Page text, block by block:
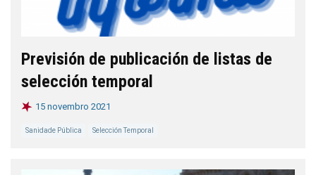
Previsión de publicación de listas de
selección temporal
15 novembro 2021
Sanidade Pública Selección Temporal